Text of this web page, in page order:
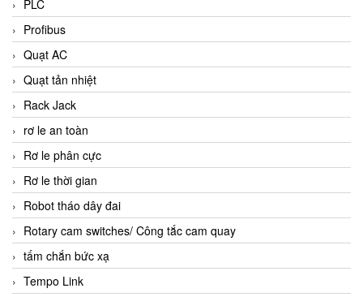
PLC
Profibus
Quạt AC
Quạt tản nhiệt
Rack Jack
rơ le an toàn
Rơ le phân cực
Rơ le thời gian
Robot tháo dây đai
Rotary cam switches/ Công tắc cam quay
tấm chắn bức xạ
Tempo Link